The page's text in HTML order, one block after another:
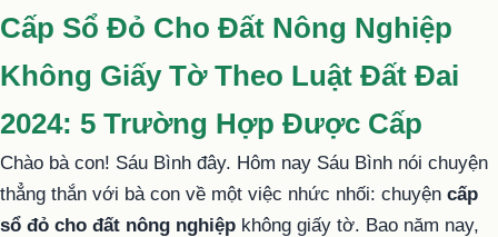
trong
Cấp Sổ Đỏ Cho Đất Nông Nghiệp
Không Giấy Tờ Theo Luật Đất Đai
2024: 5 Trường Hợp Được Cấp
Chào bà con! Sáu Bình đây. Hôm nay Sáu Bình nói chuyện
thẳng thắn với bà con về một việc nhức nhối: chuyện cấp
sổ đỏ cho đất nông nghiệp không giấy tờ. Bao năm nay,